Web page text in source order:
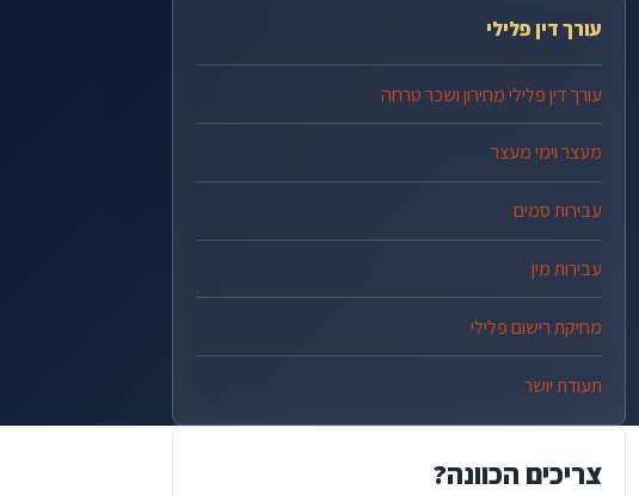
עורך דין פלילי
עורך דין פלילי מחירון ושכר טרחה
מעצר וימי מעצר
עבירות סמים
עבירות מין
מחיקת רישום פלילי
תעודת יושר
צריכים הכוונה?